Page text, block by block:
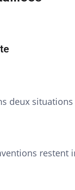
deux
restent